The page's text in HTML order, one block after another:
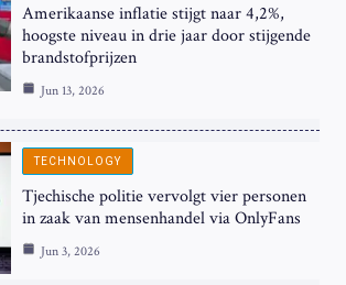
Amerikaanse inflatie stijgt naar 4,2%,
hoogste niveau in drie jaar door stijgende
brandstofprijzen
Jun 13, 2026
TECHNOLOGY
Tjechische politie vervolgt vier personen
in zaak van mensenhandel via OnlyFans
Jun 3, 2026